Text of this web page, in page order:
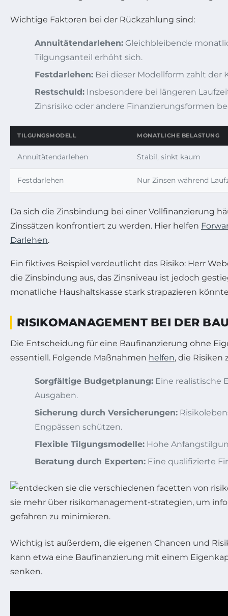
Wichtige Faktoren bei der Rückzahlung sind:
Annuitätendarlehen: Gleichbleibende
Tilgungsanteil erhöht sich.
Festdarlehen: Bei dieser Modellform zahlt der
Restschuld: Insbesondere bei längeren
Zinsrisiko oder andere Finanzierungsformen
TILGUNGSMODELL MONATLICHE BELASTUNG
Annuitätendarlehen Stabil, sinkt kaum
Festdarlehen Nur Zinsen während
Da sich die Zinsbindung bei einer Vollfinanzierung
Zinssätzen konfrontiert zu werden. Hier helfen
Darlehen.
Ein fiktives Beispiel verdeutlicht das Risiko: Herr
die Zinsbindung aus, das Zinsniveau ist jedoch
monatliche Haushaltskasse stark strapazieren
RISIKOMANAGEMENT BEI DER
Die Entscheidung für eine Baufinanzierung ohne
essentiell. Folgende Maßnahmen helfen, die Risiken
Sorgfältige Budgetplanung: Eine realistische
Ausgaben.
Sicherung durch Versicherungen:
Engpässen schützen.
Flexible Tilgungsmodelle: Hohe
Beratung durch Experten: Eine qualifizierte
Wichtig ist außerdem, die eigenen Chancen und
kann etwa eine Baufinanzierung mit einem
senken.